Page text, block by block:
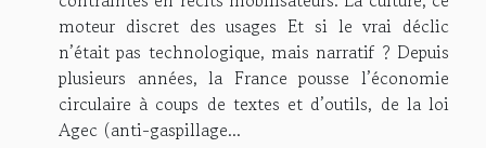
moteur discret des usages Et si le vrai déclic
n’était pas technologique, mais narratif ? Depuis
plusieurs années, la France pousse l’économie
circulaire à coups de textes et d’outils, de la loi
Agec (anti-gaspillage...